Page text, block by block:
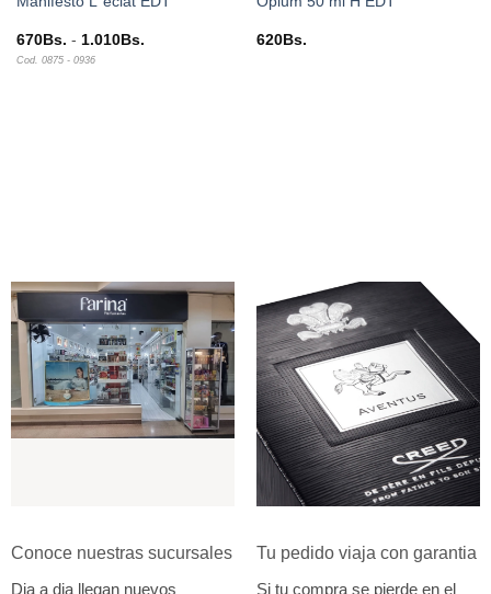
670Bs. - 1.010Bs.
Cod. 0875 - 0936
620Bs.
Conoce nuestras sucursales
Dia a dia llegan nuevos
Tu pedido viaja con garantia
Si tu compra se pierde en el